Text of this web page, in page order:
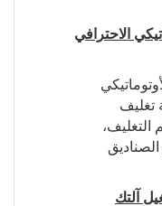
الاحترافي
تغليف
التغليف،